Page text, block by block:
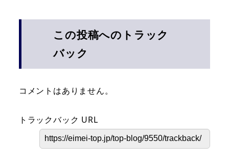
この投稿へのトラック
バック
コメントはありません。
トラックバック URL